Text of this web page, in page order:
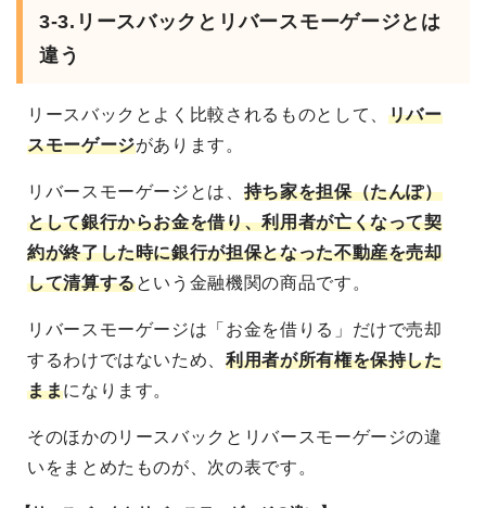
3-3.リースバックとリバースモーゲージとは
違う
リースバックとよく比較されるものとして、 リバー
スモーゲージがあります。
リバースモーゲージとは、 持ち家を担保（たんぽ）
として銀行からお金を借り、利用者が亡くなって契
約が終了した時に銀行が担保となった不動産を売却
して清算するという金融機関の商品です。
リバースモーゲージは「お金を借りる」だけで売却
するわけではないため、利用者が所有権を保持した
ままになります。
そのほかのリースバックとリバースモーゲージの違
いをまとめたものが、次の表です。